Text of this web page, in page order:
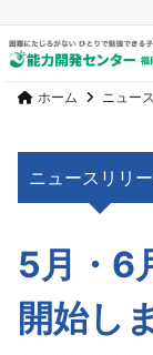
ホーム ニュー
ニュースリリ
5月・6
開始し